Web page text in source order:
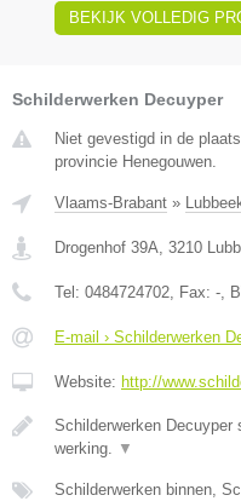
BEKIJK VOLLEDIG
Schilderwerken Decuyper
Niet gevestigd in de
provincie Henegouwen.
Vlaams-Brabant »
Drogenhof 39A, 3210
Tel: 0484724702, Fax: -,
E-mail › Schilderwerken
Website: http://
Schilderwerken
werking. ▼
Schilderwerken binnen,